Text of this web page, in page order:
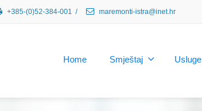
+385-(0)52-384-001 / maremonti-istra@inet.hr
Home Smještaj Usluge